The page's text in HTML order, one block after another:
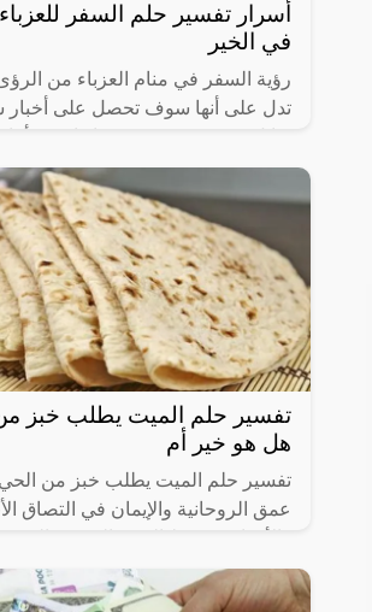
أسرار تفسير حلم السفر
في الخير
رؤية السفر في منام العزباء من
تدل على أنها سوف تحصل على أخبار
من العلماء والمفسرين أن تلك الرؤية
تفسير حلم الميت يطلب خبز
هل هو خير أم
تفسير حلم الميت يطلب خبز من
عمق الروحانية والإيمان في التصاق
والتغذية الروحية. يُظهر هذا الحلم